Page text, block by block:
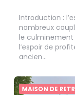
Introduction :
nombreux
le culminement
l’espoir de
ancien…
MAISON DE